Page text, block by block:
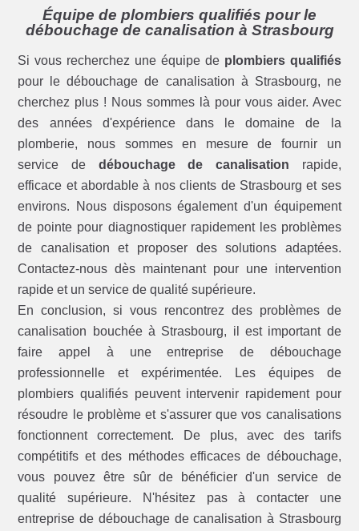
Équipe de plombiers qualifiés pour le
débouchage de canalisation à Strasbourg
Si vous recherchez une équipe de plombiers qualifiés
pour le débouchage de canalisation à Strasbourg, ne
cherchez plus ! Nous sommes là pour vous aider. Avec
des années d'expérience dans le domaine de la
plomberie, nous sommes en mesure de fournir un
service de débouchage de canalisation rapide,
efficace et abordable à nos clients de Strasbourg et ses
environs. Nous disposons également d'un équipement
de pointe pour diagnostiquer rapidement les problèmes
de canalisation et proposer des solutions adaptées.
Contactez-nous dès maintenant pour une intervention
rapide et un service de qualité supérieure.
En conclusion, si vous rencontrez des problèmes de
canalisation bouchée à Strasbourg, il est important de
faire appel à une entreprise de débouchage
professionnelle et expérimentée. Les équipes de
plombiers qualifiés peuvent intervenir rapidement pour
résoudre le problème et s'assurer que vos canalisations
fonctionnent correctement. De plus, avec des tarifs
compétitifs et des méthodes efficaces de débouchage,
vous pouvez être sûr de bénéficier d'un service de
qualité supérieure. N'hésitez pas à contacter une
entreprise de débouchage de canalisation à Strasbourg